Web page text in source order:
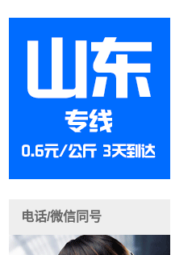
电话/微信同号